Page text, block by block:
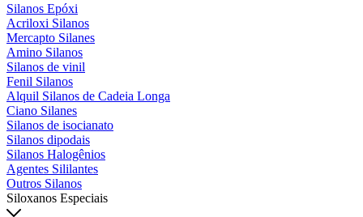
Silanos Epóxi
Acriloxi Silanos
Mercapto Silanes
Amino Silanos
Silanos de vinil
Fenil Silanos
Alquil Silanos de Cadeia Longa
Ciano Silanes
Silanos de isocianato
Silanos dipodais
Silanos Halogênios
Agentes Sililantes
Outros Silanos
Siloxanos Especiais